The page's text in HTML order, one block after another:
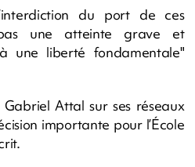
du port de ces
une atteinte grave et
une liberté fondamentale"
Attal sur ses réseaux
importante pour l’École